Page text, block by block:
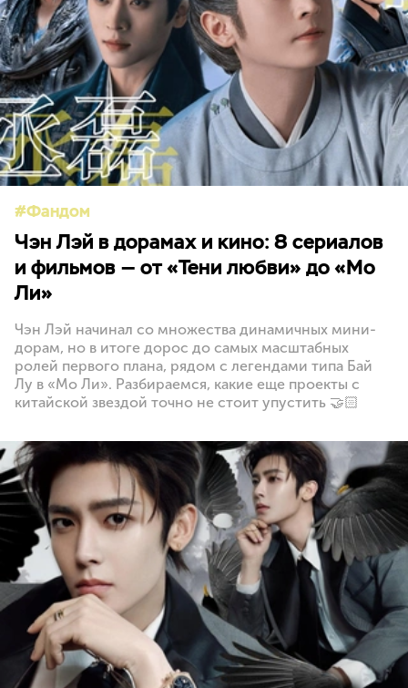
Фандом
Чэн Лэй в дорамах и кино: 8 сериалов
и фильмов — от «Тени любви» до «Мо
Ли»
Чэн Лэй начинал со множества динамичных мини-
дорам, но в итоге дорос до самых масштабных
ролей первого плана, рядом с легендами типа Бай
Лу в «Мо Ли». Разбираемся, какие еще проекты с
китайской звездой точно не стоит упустить 🤝🏻